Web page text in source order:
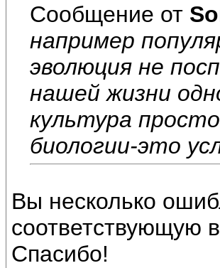
Сообщение от
например
эволюция не
нашей жизни
культура
биологии-это
Вы несколько
соответствующую
Спасибо!